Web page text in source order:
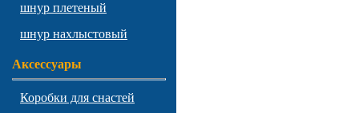
шнур плетеный
шнур нахлыстовый
Аксессуары
Коробки для снастей